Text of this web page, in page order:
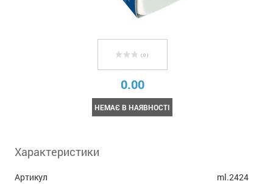
( 0 )
0.00
НЕМАЄ В НАЯВНОСТІ
Характеристики
Артикул
ml.2424